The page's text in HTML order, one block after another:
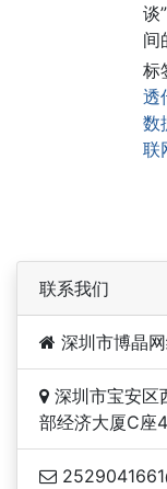
谈
间
标
透
数
联
联系我们
深圳市博晶
深圳市宝安区
部经济大厦C座